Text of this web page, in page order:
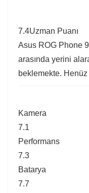
7.4Uzman Puanı
Asus ROG Phone
arasında yerini
beklemekte. Henüz
Kamera
7.1
Performans
7.3
Batarya
7.7